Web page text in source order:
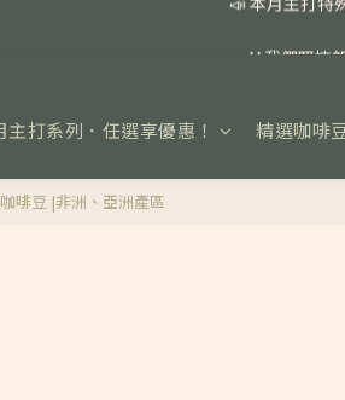
📣 本月主打
主打系列．任選享優惠！ 精選咖啡
啡豆 |非洲、亞洲產區